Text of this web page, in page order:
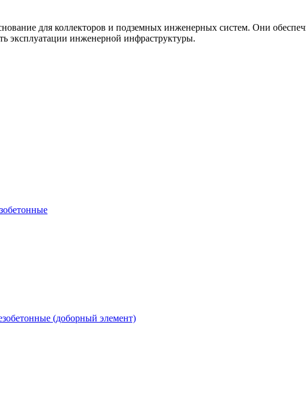
для коллекторов и подземных инженерных систем. Они
эксплуатации инженерной инфраструктуры.
(доборный элемент)